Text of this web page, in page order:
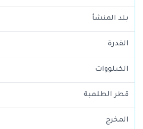
بلد المنشأ
القدرة
الكيلووات
قطر الطلمبة
المخرج